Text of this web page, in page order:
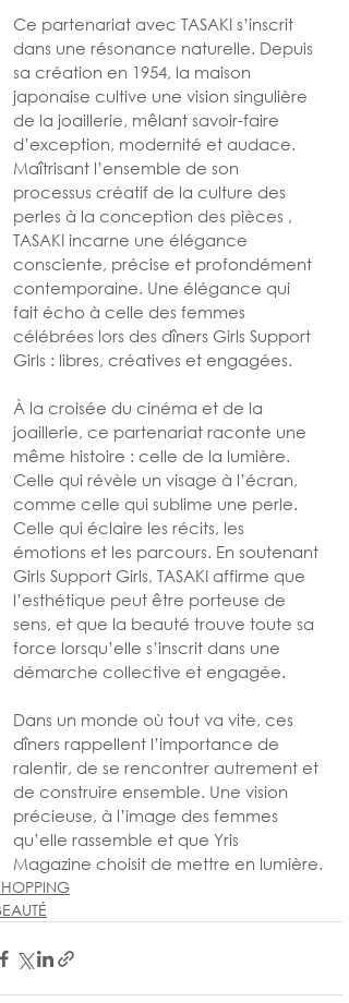
Ce partenariat avec TASAKI s’inscrit
dans une résonance naturelle. Depuis
sa création en 1954, la maison
japonaise cultive une vision singulière
de la joaillerie, mêlant savoir-faire
d’exception, modernité et audace.
Maîtrisant l’ensemble de son
processus créatif de la culture des
perles à la conception des pièces ,
TASAKI incarne une élégance
consciente, précise et profondément
contemporaine. Une élégance qui
fait écho à celle des femmes
célébrées lors des dîners Girls Support
Girls : libres, créatives et engagées.
À la croisée du cinéma et de la
joaillerie, ce partenariat raconte une
même histoire : celle de la lumière.
Celle qui révèle un visage à l’écran,
comme celle qui sublime une perle.
Celle qui éclaire les récits, les
émotions et les parcours. En soutenant
Girls Support Girls, TASAKI affirme que
l’esthétique peut être porteuse de
sens, et que la beauté trouve toute sa
force lorsqu’elle s’inscrit dans une
démarche collective et engagée.
Dans un monde où tout va vite, ces
dîners rappellent l’importance de
ralentir, de se rencontrer autrement et
de construire ensemble. Une vision
précieuse, à l’image des femmes
qu’elle rassemble et que Yris
Magazine choisit de mettre en lumière.